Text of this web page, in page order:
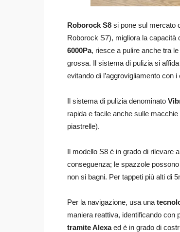
Roborock S8 si pone sul mercato
Roborock S7), migliora la
6000Pa, riesce a pulire anche tra
grossa. Il sistema di pulizia si
evitando di l’aggrovigliamento con
Il sistema di pulizia denominato
rapida e facile anche sulle
piastrelle).
Il modello S8 è in grado di rilevare
conseguenza; le spazzole
non si bagni. Per tappeti più alti di
Per la navigazione, usa una
maniera reattiva, identificando con
tramite Alexaed è in grado di